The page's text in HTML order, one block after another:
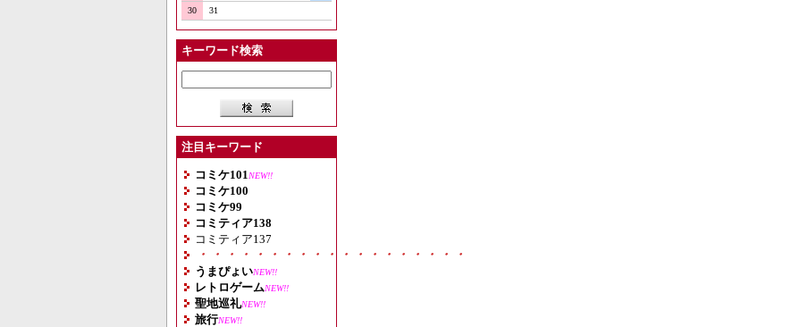
30
31
キーワード検索
注目キーワード
コミケ101 NEW!!
コミケ100
コミケ99
コミティア138
コミティア137
・・・・・・・・・・・・・・・・・・・
うまぴょいNEW!!
レトロゲームNEW!!
聖地巡礼NEW!!
旅行NEW!!